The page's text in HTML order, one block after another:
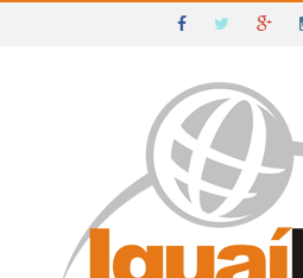
IGUAÍ E SUDOESTE DA BAHIA